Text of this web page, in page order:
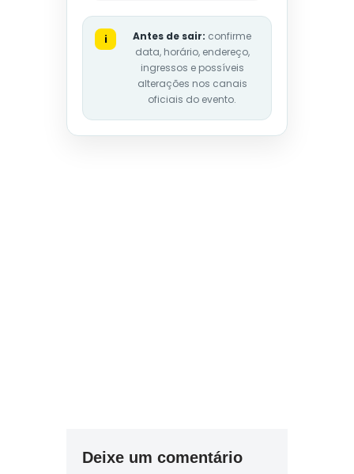
i Antes de sair: confirme
data, horário, endereço,
ingressos e possíveis
alterações nos canais
oficiais do evento.
Deixe um comentário